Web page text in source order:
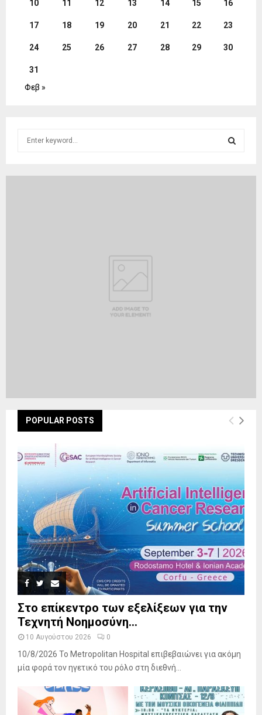
10 11 12 13 14 15 16
17 18 19 20 21 22 23
24 25 26 27 28 29 30
31
Φεβ »
POPULAR POSTS
Στο επίκεντρο των εξελίξεων για την
Τεχνητή Νοημοσύνη...
10 Αυγούστου 2026 0
10/8/2026 Το Metropolitan Hospital επιβεβαιώνει για ακόμη
μία φορά τον ηγετικό του ρόλο στη διεθνή...